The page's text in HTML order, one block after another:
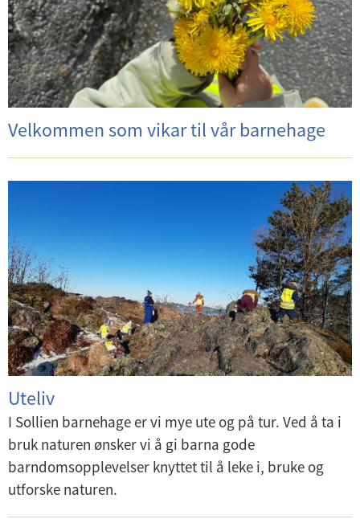
Velkommen som vikar til vår barnehage
Uteliv
I Sollien barnehage er vi mye ute og på tur. Ved å ta i
bruk naturen ønsker vi å gi barna gode
barndomsopplevelser knyttet til å leke i, bruke og
utforske naturen.